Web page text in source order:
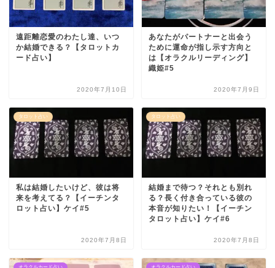
遠距離恋愛のわたし達、いつ
か結婚できる？【タロットカ
ード占い】
2020年7月10日
あなたがパートナーと出会う
ために運命が指し示す方向と
は【オラクルリーディング】
織姫#5
2020年7月9日
タロット占い
私は結婚したいけど、彼は将
来を考えてる？【イーチンタ
ロット占い】ケイ#5
2020年7月8日
タロット占い
結婚まで待つ？それとも別れ
る？長く付き合っている彼の
本音が知りたい！【イーチン
タロット占い】ケイ#6
2020年7月8日